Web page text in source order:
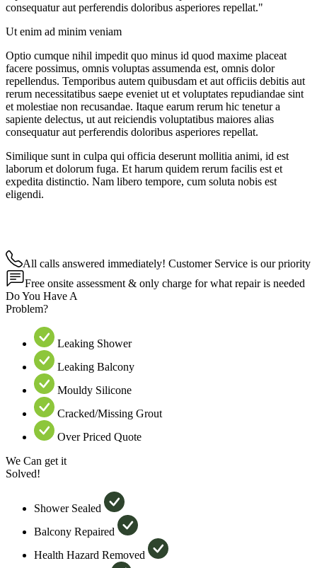
consequatur aut perferendis doloribus asperiores repellat."
Ut enim ad minim veniam
Optio cumque nihil impedit quo minus id quod maxime placeat
facere possimus, omnis voluptas assumenda est, omnis dolor
repellendus. Temporibus autem quibusdam et aut officiis debitis aut
rerum necessitatibus saepe eveniet ut et voluptates repudiandae sint
et molestiae non recusandae. Itaque earum rerum hic tenetur a
sapiente delectus, ut aut reiciendis voluptatibus maiores alias
consequatur aut perferendis doloribus asperiores repellat.
Similique sunt in culpa qui officia deserunt mollitia animi, id est
laborum et dolorum fuga. Et harum quidem rerum facilis est et
expedita distinctio. Nam libero tempore, cum soluta nobis est
eligendi.
All calls answered immediately! Customer Service is our priority
Free onsite assessment & only charge for what repair is needed
Do You Have A
Problem?
Leaking Shower
Leaking Balcony
Mouldy Silicone
Cracked/Missing Grout
Over Priced Quote
We Can get it
Solved!
Shower Sealed
Balcony Repaired
Health Hazard Removed